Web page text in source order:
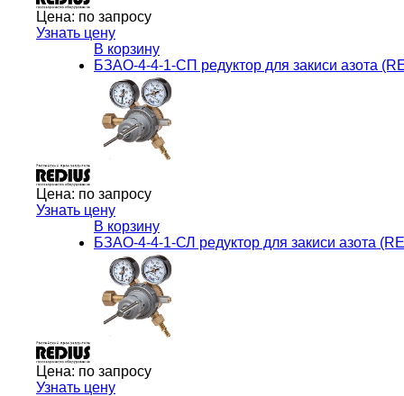
Цена: по запросу
Узнать цену
В корзину
БЗАО-4-4-1-СП редуктор для закиси азота
Цена: по запросу
Узнать цену
В корзину
БЗАО-4-4-1-СЛ редуктор для закиси азота
Цена: по запросу
Узнать цену